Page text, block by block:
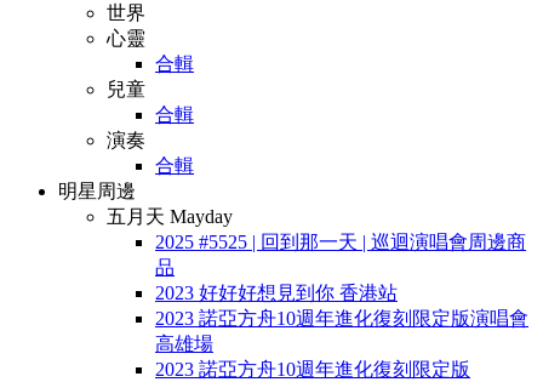
世界
心靈
合輯
兒童
合輯
演奏
合輯
明星周邊
五月天 Mayday
2025 #5525 | 回到那一天 | 巡迴演唱會周邊商
品
2023 好好好想見到你 香港站
2023 諾亞方舟10週年進化復刻限定版演唱會
高雄場
2023 諾亞方舟10週年進化復刻限定版